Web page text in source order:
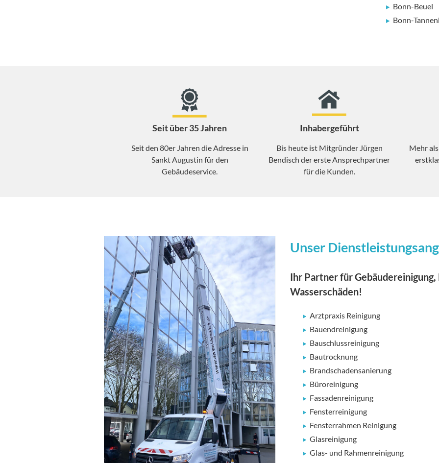
Bonn-Beuel
Bonn-
Seit über 35 Jahren
Seit den 80er Jahren die Adresse in
Sankt Augustin für den
Gebäudeservice.
Inhabergeführt
Bis heute ist Mitgründer Jürgen
Bendisch der erste Ansprechpartner
für die Kunden.
Mehr
Unser
Ihr Partner für Gebäudereinigung,
Wasserschäden!
Arztpraxis Reinigung
Bauendreinigung
Bauschlussreinigung
Bautrocknung
Brandschadensanierung
Büroreinigung
Fassadenreinigung
Fensterreinigung
Fensterrahmen Reinigung
Glasreinigung
Glas- und Rahmenreinigung